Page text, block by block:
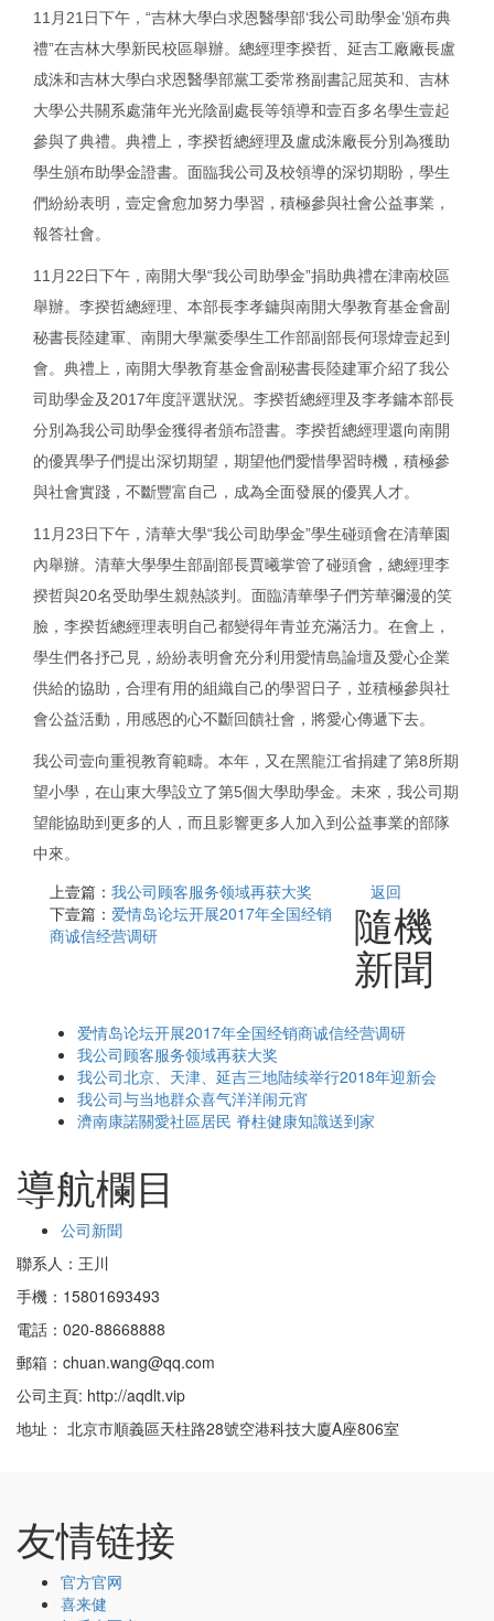
11月21日下午，“吉林大學白求恩醫學部‘我公司助學金’頒布典
禮”在吉林大學新民校區舉辦。總經理李揆哲、延吉工廠廠長盧
成洙和吉林大學白求恩醫學部黨工委常務副書記屈英和、吉林
大學公共關系處蒲年光光陰副處長等領導和壹百多名學生壹起
參與了典禮。典禮上，李揆哲總經理及盧成洙廠長分別為獲助
學生頒布助學金證書。面臨我公司及校領導的深切期盼，學生
們紛紛表明，壹定會愈加努力學習，積極參與社會公益事業，
報答社會。
11月22日下午，南開大學“我公司助學金”捐助典禮在津南校區
舉辦。李揆哲總經理、本部長李孝鏞與南開大學教育基金會副
秘書長陸建軍、南開大學黨委學生工作部副部長何璟煒壹起到
會。典禮上，南開大學教育基金會副秘書長陸建軍介紹了我公
司助學金及2017年度評選狀況。李揆哲總經理及李孝鏞本部長
分別為我公司助學金獲得者頒布證書。李揆哲總經理還向南開
的優異學子們提出深切期望，期望他們愛惜學習時機，積極參
與社會實踐，不斷豐富自己，成為全面發展的優異人才。
11月23日下午，清華大學“我公司助學金”學生碰頭會在清華園
內舉辦。清華大學學生部副部長賈曦掌管了碰頭會，總經理李
揆哲與20名受助學生親熱談判。面臨清華學子們芳華彌漫的笑
臉，李揆哲總經理表明自己都變得年青並充滿活力。在會上，
學生們各抒己見，紛紛表明會充分利用愛情島論壇及愛心企業
供給的協助，合理有用的組織自己的學習日子，並積極參與社
會公益活動，用感恩的心不斷回饋社會，將愛心傳遞下去。
我公司壹向重視教育範疇。本年，又在黑龍江省捐建了第8所期
望小學，在山東大學設立了第5個大學助學金。未來，我公司期
望能協助到更多的人，而且影響更多人加入到公益事業的部隊
中來。
上壹篇： 我公司顾客服务领域再获大奖
下壹篇： 爱情岛论坛开展2017年全国经销
商诚信经营调研
返回
隨機
新聞
爱情岛论坛开展2017年全国经销商诚信经营调研
我公司顾客服务领域再获大奖
我公司北京、天津、延吉三地陆续举行2018年迎新会
我公司与当地群众喜气洋洋闹元宵
濟南康諾關愛社區居民 脊柱健康知識送到家
導航欄目
公司新聞
聯系人：王川
手機：15801693493
電話：020-88668888
郵箱：chuan.wang@qq.com
公司主頁: http://aqdlt.vip
地址： 北京市順義區天柱路28號空港科技大廈A座806室
友情链接
官方官网
喜来健